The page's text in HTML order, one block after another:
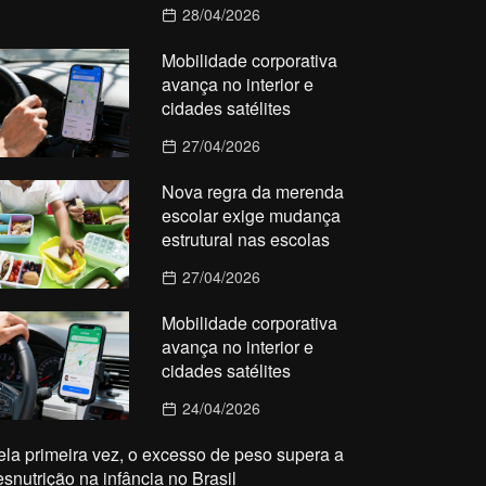
28/04/2026
Mobilidade corporativa
avança no interior e
cidades satélites
27/04/2026
Nova regra da merenda
escolar exige mudança
estrutural nas escolas
27/04/2026
Mobilidade corporativa
avança no interior e
cidades satélites
24/04/2026
primeira vez, o excesso de peso supera a
na infância no Brasil